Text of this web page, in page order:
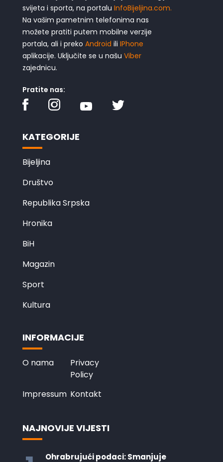
svijeta i sporta, na portalu InfoBijeljina.com.
Na vašim pametnim telefonima nas
možete pratiti putem mobilne verzije
portala, ali i preko Android ili IPhone
aplikacije. Uključite se u našu Viber
zajednicu.
Pratite nas:
KATEGORIJE
Bijeljina
Društvo
Republika Srpska
Hronika
BiH
Magazin
Sport
Kultura
INFORMACIJE
O nama
Privacy
Policy
Impressum Kontakt
NAJNOVIJE VIJESTI
Ohrabrujući podaci: Smanjuje